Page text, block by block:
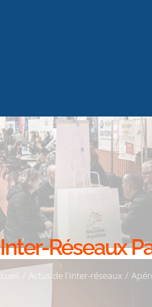
Réseaux
/ Actus de l'inter-réseaux /